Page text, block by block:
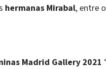
hermanas Mirabal, entre
Madrid Gallery 2021